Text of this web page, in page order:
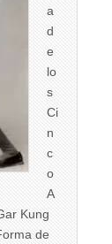
a
d
e
lo
s
Ci
n
c
o
A
Kung
de